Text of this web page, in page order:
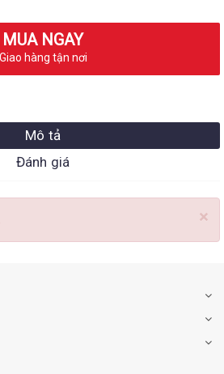
MUA NGAY
Giao hàng tận nơi
Mô tả
Đánh giá
×